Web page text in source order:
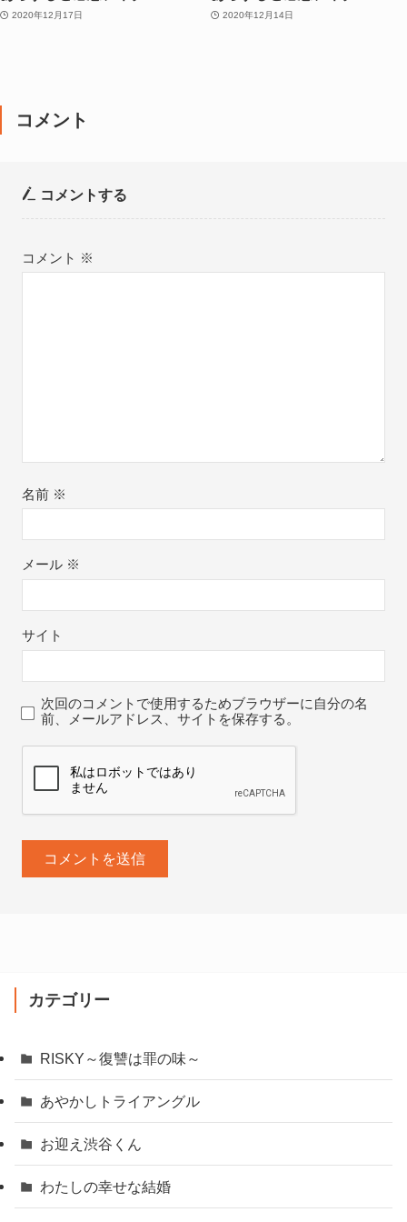
2020年12月17日 2020年12月14日
コメント
コメントする
コメント ※
名前 ※
メール ※
サイト
次回のコメントで使用するためブラウザーに自分の名
前、メールアドレス、サイトを保存する。
カテゴリー
RISKY～復讐は罪の味～
あやかしトライアングル
お迎え渋谷くん
わたしの幸せな結婚